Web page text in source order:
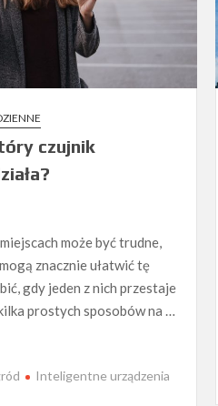
czujnik
może być trudne,
znacznie ułatwić tę
gdy jeden z nich przestaje
prostych sposobów na …
Inteligentne urządzenia